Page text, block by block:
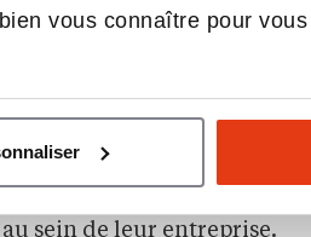
vous connaître pour
participants apprendront à
opportunités concrètes
dans leur transition pour
une culture de
retours d’expérience, les
sein de leur entreprise.